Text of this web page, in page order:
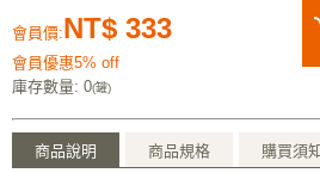
會員價:NT$ 333
會員優惠5% off
庫存數量: 0(罐)
商品說明 商品規格 購買須知